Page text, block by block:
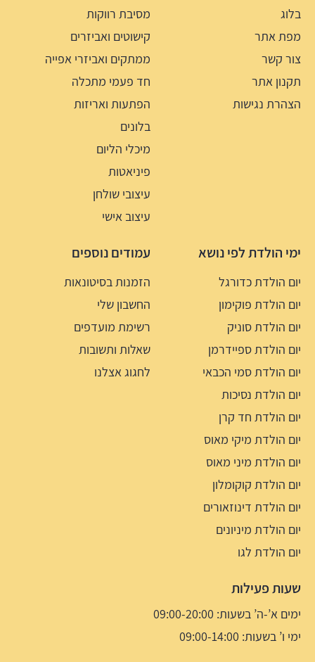
בלוג
מפת אתר
צור קשר
תקנון אתר
הצהרת נגישות
מסיבת רווקות
קישוטים ואביזרים
ממתקים ואביזרי אפייה
חד פעמי מתכלה
הפתעות ואריזות
בלונים
מיכלי הליום
פיניאטות
עיצובי שולחן
עיצוב אישי
ימי הולדת לפי נושא
יום הולדת כדורגל
יום הולדת פוקימון
יום הולדת סוניק
יום הולדת ספיידרמן
יום הולדת סמי הכבאי
יום הולדת נסיכות
יום הולדת חד קרן
יום הולדת מיקי מאוס
יום הולדת מיני מאוס
יום הולדת קוקומלון
יום הולדת דינוזאורים
יום הולדת מיניונים
יום הולדת לגו
עמודים נוספים
הזמנות בסיטונאות
החשבון שלי
רשימת מועדפים
שאלות ותשובות
לחגוג אצלנו
שעות פעילות
ימים א’-ה’ בשעות: 09:00-20:00
ימי ו’ בשעות: 09:00-14:00